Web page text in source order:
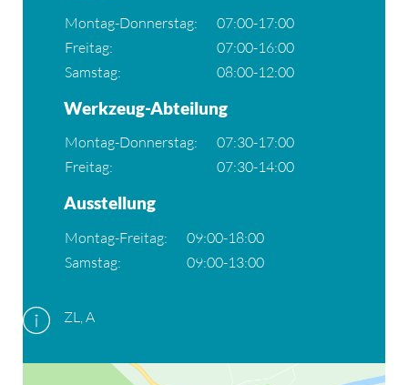
Montag-Donnerstag:
07:00-17:00
Freitag:
07:00-16:00
Samstag:
08:00-12:00
Werkzeug-Abteilung
Montag-Donnerstag:
07:30-17:00
Freitag:
07:30-14:00
Ausstellung
Montag-Freitag:
09:00-18:00
Samstag:
09:00-13:00
ZL, A